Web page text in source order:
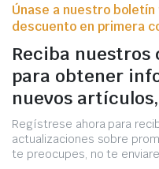
Únase a nuestro
descuento en primera
Reciba
para obtener
nuevos
Regístrese ahora para
actualizaciones sobre
te preocupes, no te